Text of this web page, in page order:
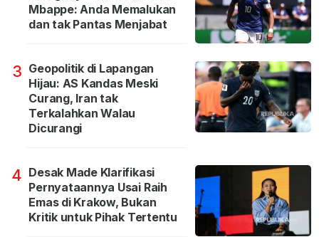
Mbappe: Anda Memalukan
dan tak Pantas Menjabat
3 Geopolitik di Lapangan
Hijau: AS Kandas Meski
Curang, Iran tak
Terkalahkan Walau
Dicurangi
4 Desak Made Klarifikasi
Pernyataannya Usai Raih
Emas di Krakow, Bukan
Kritik untuk Pihak Tertentu